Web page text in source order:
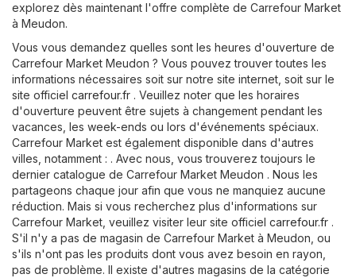
explorez dès maintenant l'offre complète de Carrefour Market
à Meudon.
Vous vous demandez quelles sont les heures d'ouverture de
Carrefour Market Meudon ? Vous pouvez trouver toutes les
informations nécessaires soit sur notre site internet, soit sur le
site officiel carrefour.fr . Veuillez noter que les horaires
d'ouverture peuvent être sujets à changement pendant les
vacances, les week-ends ou lors d'événements spéciaux.
Carrefour Market est également disponible dans d'autres
villes, notamment : . Avec nous, vous trouverez toujours le
dernier catalogue de Carrefour Market Meudon . Nous les
partageons chaque jour afin que vous ne manquiez aucune
réduction. Mais si vous recherchez plus d'informations sur
Carrefour Market, veuillez visiter leur site officiel carrefour.fr .
S'il n'y a pas de magasin de Carrefour Market à Meudon, ou
s'ils n'ont pas les produits dont vous avez besoin en rayon,
pas de problème. Il existe d'autres magasins de la catégorie